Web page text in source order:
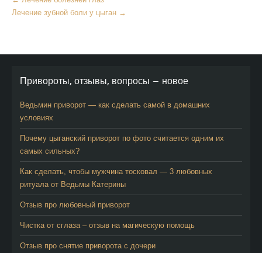
статей
Лечение зубной боли у цыган →
Привороты, отзывы, вопросы — новое
Ведьмин приворот — как сделать самой в домашних
условиях
Почему цыганский приворот по фото считается одним их
самых сильных?
Как сделать, чтобы мужчина тосковал — 3 любовных
ритуала от Ведьмы Катерины
Отзыв про любовный приворот
Чистка от сглаза – отзыв на магическую помощь
Отзыв про снятие приворота с дочери